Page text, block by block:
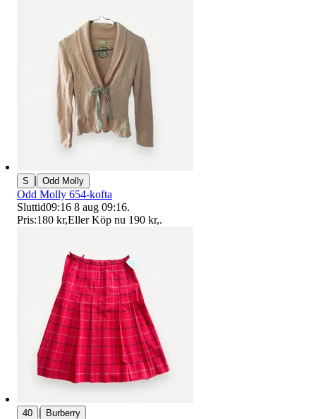
S | Odd Molly
Odd Molly 654-kofta
Sluttid09:16 8 aug 09:16.
Pris:180 kr,Eller Köp nu 190 kr,.
40 | Burberry